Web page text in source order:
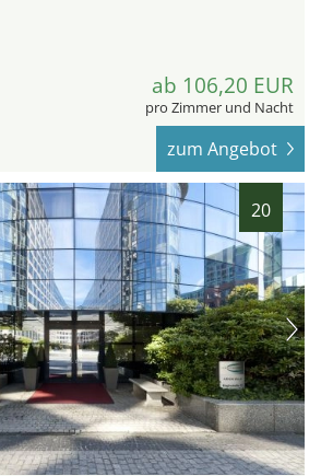
ab 106,20 EUR
pro Zimmer und Nacht
zum Angebot
20